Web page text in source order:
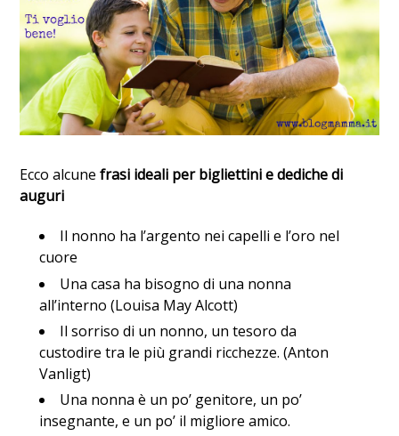
Ecco alcunefrasi ideali per bigliettini e dediche di
auguri
Il nonno ha l’argento nei capelli e l’oro nel
cuore
Una casa ha bisogno di una nonna
all’interno (Louisa May Alcott)
Il sorriso di un nonno, un tesoro da
custodire tra le più grandi ricchezze. (Anton
Vanligt)
Una nonna è un po’ genitore, un po’
insegnante, e un po’ il migliore amico.